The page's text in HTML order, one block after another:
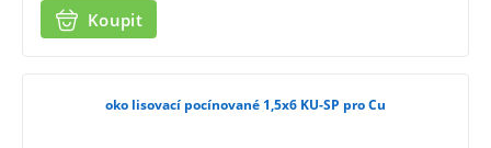
Koupit
oko lisovací pocínované 1,5x6 KU-SP pro Cu